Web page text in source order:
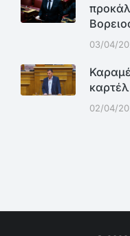
03/04/
02/04/